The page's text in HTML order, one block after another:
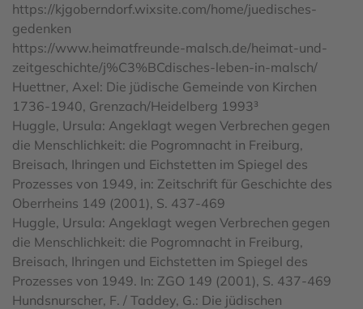
https://kjgoberndorf.wixsite.com/home/juedisches-
gedenken
https://www.heimatfreunde-malsch.de/heimat-und-
zeitgeschichte/j%C3%BCdisches-leben-in-malsch/
Huettner, Axel: Die jüdische Gemeinde von Kirchen
1736-1940, Grenzach/Heidelberg 1993³
Huggle, Ursula: Angeklagt wegen Verbrechen gegen
die Menschlichkeit: die Pogromnacht in Freiburg,
Breisach, Ihringen und Eichstetten im Spiegel des
Prozesses von 1949, in: Zeitschrift für Geschichte des
Oberrheins 149 (2001), S. 437-469
Huggle, Ursula: Angeklagt wegen Verbrechen gegen
die Menschlichkeit: die Pogromnacht in Freiburg,
Breisach, Ihringen und Eichstetten im Spiegel des
Prozesses von 1949. In: ZGO 149 (2001), S. 437-469
Hundsnurscher, F. / Taddey, G.: Die jüdischen